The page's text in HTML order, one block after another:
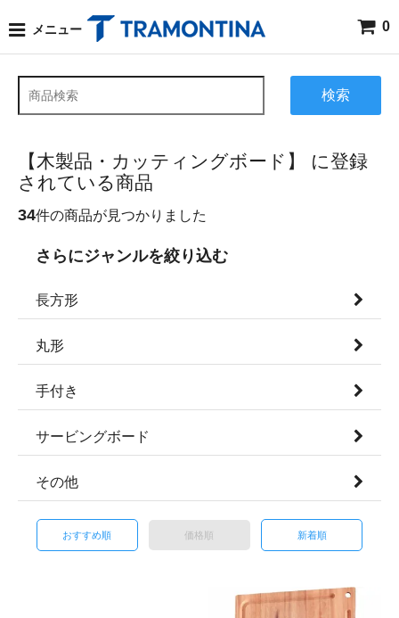
メニュー 0
検索
【木製品・カッティングボード】 に登録
されている商品
34件の商品が見つかりました
さらにジャンルを絞り込む
長方形
丸形
手付き
サービングボード
その他
おすすめ順 価格順 新着順